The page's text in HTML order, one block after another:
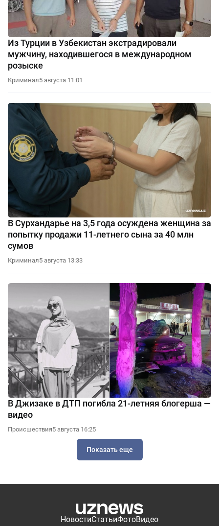
Из Турции в Узбекистан экстрадировали
мужчину, находившегося в международном
розыске
Криминал5 августа 11:01
В Сурхандарье на 3,5 года осуждена женщина за
попытку продажи 11-летнего сына за 40 млн
сумов
Криминал5 августа 13:33
В Джизаке в ДТП погибла 21-летняя блогерша —
видео
Происшествия5 августа 16:25
Показать еще
НовостиСтатьиФотоВидео